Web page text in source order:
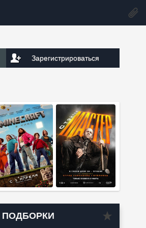
Зарегистрироваться
ПОДБОРКИ